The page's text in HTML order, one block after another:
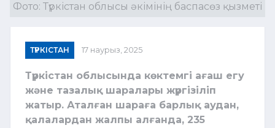
Фото: Түркістан облысы әкімінің баспасөз қызметі
ТҮРКІСТАН 17 наурыз, 2025
Түркістан облысында көктемгі ағаш егу
және тазалық шаралары жүргізіліп
жатыр. Аталған шараға барлық аудан,
қалалардан жалпы алғанда, 235